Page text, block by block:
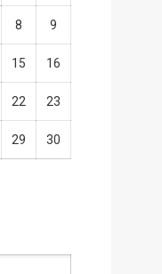
8 9
15 16
22 23
29 30